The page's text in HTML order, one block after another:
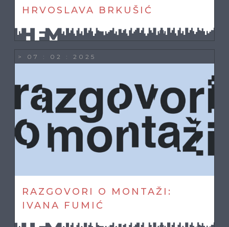
HRVOSLAVA BRKUŠIĆ
> 07 : 02 : 2025
RAZGOVORI O MONTAŽI:
IVANA FUMIĆ